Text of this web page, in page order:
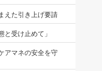
えた引き上げ要請
と受け止めて」
アマネの安全を守